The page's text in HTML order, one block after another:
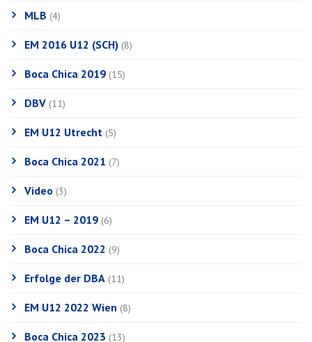
MLB (4)
EM 2016 U12 (SCH) (8)
Boca Chica 2019 (15)
DBV (11)
EM U12 Utrecht (5)
Boca Chica 2021 (7)
Video (3)
EM U12 – 2019 (6)
Boca Chica 2022 (9)
Erfolge der DBA (11)
EM U12 2022 Wien (8)
Boca Chica 2023 (13)